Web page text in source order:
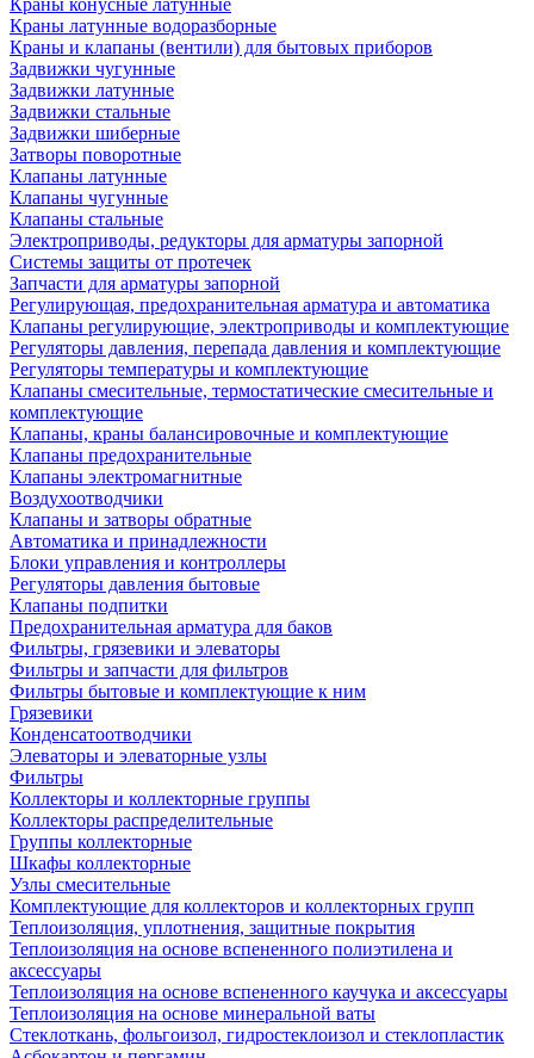
Краны конусные латунные
Краны латунные водоразборные
Краны и клапаны (вентили) для бытовых приборов
Задвижки чугунные
Задвижки латунные
Задвижки стальные
Задвижки шиберные
Затворы поворотные
Клапаны латунные
Клапаны чугунные
Клапаны стальные
Электроприводы, редукторы для арматуры запорной
Системы защиты от протечек
Запчасти для арматуры запорной
Регулирующая, предохранительная арматура и автоматика
Клапаны регулирующие, электроприводы и комплектующие
Регуляторы давления, перепада давления и комплектующие
Регуляторы температуры и комплектующие
Клапаны смесительные, термостатические смесительные и
комплектующие
Клапаны, краны балансировочные и комплектующие
Клапаны предохранительные
Клапаны электромагнитные
Воздухоотводчики
Клапаны и затворы обратные
Автоматика и принадлежности
Блоки управления и контроллеры
Регуляторы давления бытовые
Клапаны подпитки
Предохранительная арматура для баков
Фильтры, грязевики и элеваторы
Фильтры и запчасти для фильтров
Фильтры бытовые и комплектующие к ним
Грязевики
Конденсатоотводчики
Элеваторы и элеваторные узлы
Фильтры
Коллекторы и коллекторные группы
Коллекторы распределительные
Группы коллекторные
Шкафы коллекторные
Узлы смесительные
Комплектующие для коллекторов и коллекторных групп
Теплоизоляция, уплотнения, защитные покрытия
Теплоизоляция на основе вспененного полиэтилена и
аксессуары
Теплоизоляция на основе вспененного каучука и аксессуары
Теплоизоляция на основе минеральной ваты
Стеклоткань, фольгоизол, гидростеклоизол и стеклопластик